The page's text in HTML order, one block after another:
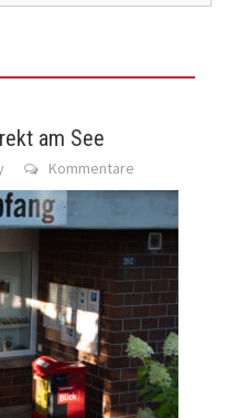
am See
Kommentare